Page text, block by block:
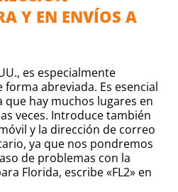
Y EN ENVÍOS A
es especialmente
abreviada. Es esencial
que hay muchos lugares en
veces. Introduce también
y la dirección de correo
ya que nos pondremos
de problemas con la
Florida, escribe «FL2» en